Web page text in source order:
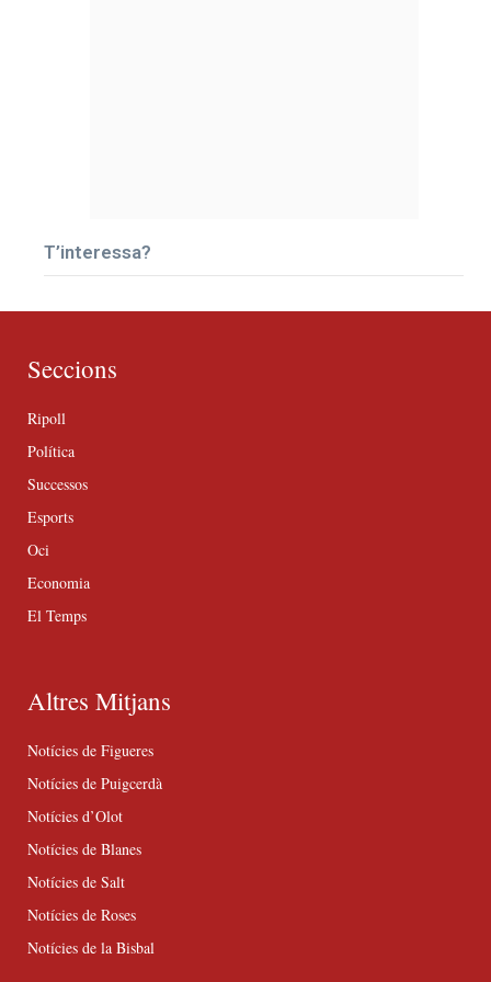
T’interessa?
Seccions
Ripoll
Política
Successos
Esports
Oci
Economia
El Temps
Altres Mitjans
Notícies de Figueres
Notícies de Puigcerdà
Notícies d’Olot
Notícies de Blanes
Notícies de Salt
Notícies de Roses
Notícies de la Bisbal